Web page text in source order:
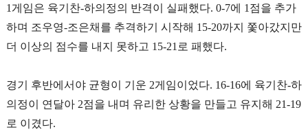
1 게임은 육기찬-하의정의 반격이 실패했다. 0-7에 1 점을 추가
하며 조우영-조은채를 추격하기 시작해 15-20까지 쫓아갔지만
더 이상의 점수를 내지 못하고 15-21 로 패했다.
경기 후반에서야 균형이 기운 2게임이었다. 16-16에 육기찬-하
의정이 연달아 2점을 내며 유리한 상황을 만들고 유지해 21-19
로 이겼다.